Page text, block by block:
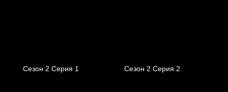
Сезон 2 Серия 1 Сезон 2 Серия 2